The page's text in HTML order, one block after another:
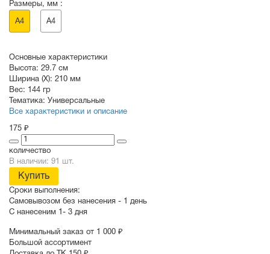
Размеры, мм :
A4 A4
Основные характеристики
Высота: 29.7 см
Ширина (X): 210 мм
Вес: 144 гр
Тематика: Универсальные
Все характеристики и описание
175 ₽
количество
В наличии: 91 шт.
Купить
Сроки выполнения:
Самовывозом без нанесения -
1 день
С нанесеним
1- 3 дня
Минимальный заказ от 1 000 ₽
Большой ассортимент